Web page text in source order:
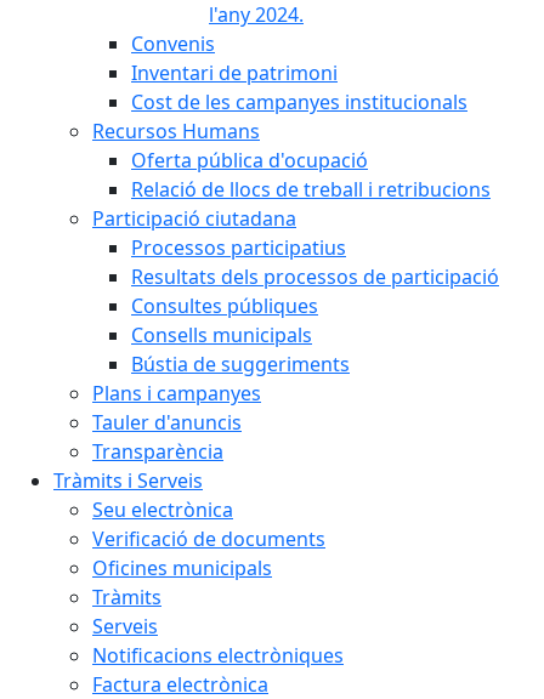
l'any 2024.
Convenis
Inventari de patrimoni
Cost de les campanyes institucionals
Recursos Humans
Oferta pública d'ocupació
Relació de llocs de treball i retribucions
Participació ciutadana
Processos participatius
Resultats dels processos de participació
Consultes públiques
Consells municipals
Bústia de suggeriments
Plans i campanyes
Tauler d'anuncis
Transparència
Tràmits i Serveis
Seu electrònica
Verificació de documents
Oficines municipals
Tràmits
Serveis
Notificacions electròniques
Factura electrònica